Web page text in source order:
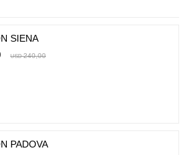
SIENA
USD 240,00
PADOVA